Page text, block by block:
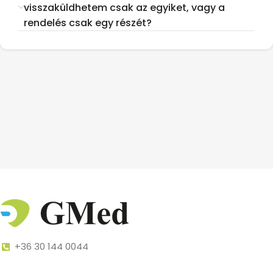
visszaküldhetem csak az egyiket, vagy a
rendelés csak egy részét?
+36 30 144 0044